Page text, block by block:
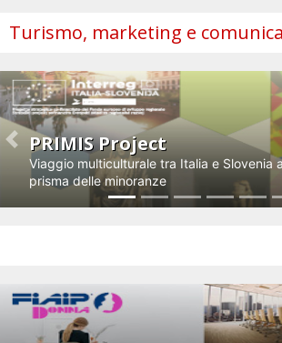
Turismo, marketing e
PRIMIS Project
Viaggio multiculturale tra Italia e Slovenia
prisma delle minoranze
Previous